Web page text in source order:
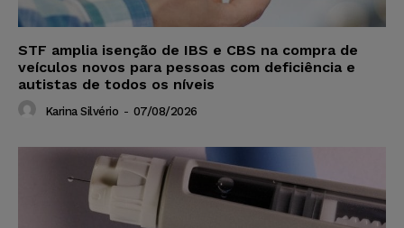
STF amplia isenção de IBS e CBS na compra de
veículos novos para pessoas com deficiência e
autistas de todos os níveis
Karina Silvério - 07/08/2026